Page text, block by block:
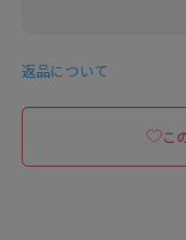
返品について
こ